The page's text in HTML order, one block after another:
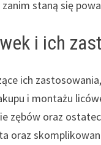
staną się
i ich
ich
i montażu
zębów oraz
oraz